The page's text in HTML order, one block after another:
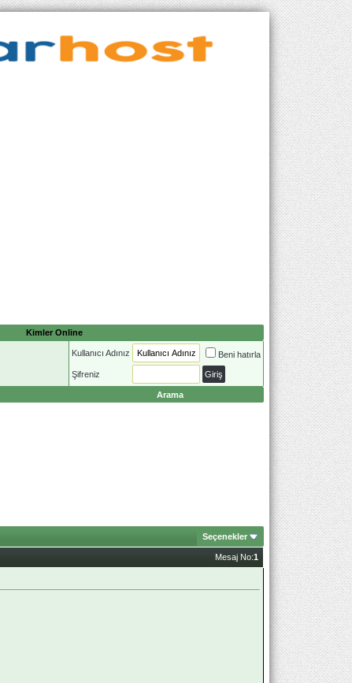
Kimler Online
Kullanıcı Adınız Beni hatırla
Şifreniz
Arama
Seçenekler
Mesaj No:1